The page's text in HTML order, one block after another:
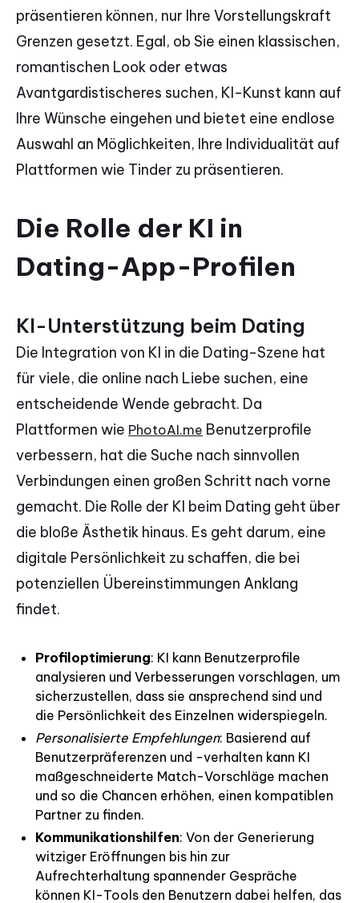
präsentieren können, nur Ihre Vorstellungskraft
Grenzen gesetzt. Egal, ob Sie einen klassischen,
romantischen Look oder etwas
Avantgardistischeres suchen, KI-Kunst kann auf
Ihre Wünsche eingehen und bietet eine endlose
Auswahl an Möglichkeiten, Ihre Individualität auf
Plattformen wie Tinder zu präsentieren.
Die Rolle der KI in
Dating-App-Profilen
KI-Unterstützung beim Dating
Die Integration von KI in die Dating-Szene hat
für viele, die online nach Liebe suchen, eine
entscheidende Wende gebracht. Da
Plattformen wie PhotoAI.me Benutzerprofile
verbessern, hat die Suche nach sinnvollen
Verbindungen einen großen Schritt nach vorne
gemacht. Die Rolle der KI beim Dating geht über
die bloße Ästhetik hinaus. Es geht darum, eine
digitale Persönlichkeit zu schaffen, die bei
potenziellen Übereinstimmungen Anklang
findet.
Profiloptimierung: KI kann Benutzerprofile
analysieren und Verbesserungen vorschlagen, um
sicherzustellen, dass sie ansprechend sind und
die Persönlichkeit des Einzelnen widerspiegeln.
Personalisierte Empfehlungen: Basierend auf
Benutzerpräferenzen und -verhalten kann KI
maßgeschneiderte Match-Vorschläge machen
und so die Chancen erhöhen, einen kompatiblen
Partner zu finden.
Kommunikationshilfen: Von der Generierung
witziger Eröffnungen bis hin zur
Aufrechterhaltung spannender Gespräche
können KI-Tools den Benutzern dabei helfen, das